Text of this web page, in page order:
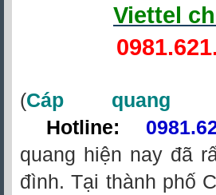
Viettel
(Cáp quang
Hotline:
quang hiện nay đã
đình. Tại thành phố